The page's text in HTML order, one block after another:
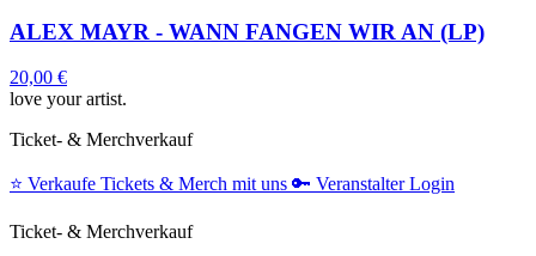
ALEX MAYR - WANN FANGEN WIR AN (LP)
20,00 €
love your artist.
Ticket- & Merchverkauf
⭐️ Verkaufe Tickets & Merch mit uns 🔑 Veranstalter Login
Ticket- & Merchverkauf